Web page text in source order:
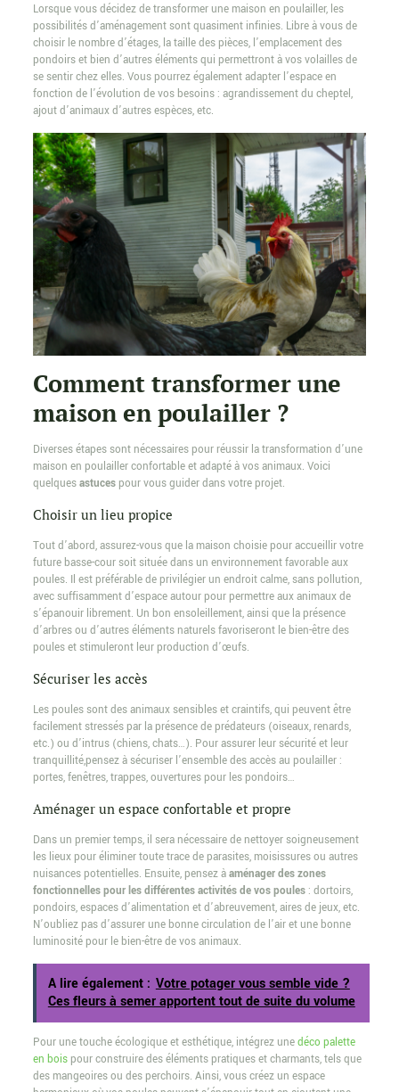
Lorsque vous décidez de transformer une maison en poulailler, les
possibilités d’aménagement sont quasiment infinies. Libre à vous de
choisir le nombre d’étages, la taille des pièces, l’emplacement des
pondoirs et bien d’autres éléments qui permettront à vos volailles de
se sentir chez elles. Vous pourrez également adapter l’espace en
fonction de l’évolution de vos besoins : agrandissement du cheptel,
ajout d’animaux d’autres espèces, etc.
Comment transformer une
maison en poulailler ?
Diverses étapes sont nécessaires pour réussir la transformation d’une
maison en poulailler confortable et adapté à vos animaux. Voici
quelquesastucespour vous guider dans votre projet.
Choisir un lieu propice
Tout d’abord, assurez-vous que la maison choisie pour accueillir votre
future basse-cour soit située dans un environnement favorable aux
poules. Il est préférable de privilégier un endroit calme, sans pollution,
avec suffisamment d’espace autour pour permettre aux animaux de
s’épanouir librement. Un bon ensoleillement, ainsi que la présence
d’arbres ou d’autres éléments naturels favoriseront le bien-être des
poules et stimuleront leur production d’œufs.
Sécuriser les accès
Les poules sont des animaux sensibles et craintifs, qui peuvent être
facilement stressés par la présence de prédateurs (oiseaux, renards,
etc.) ou d’intrus (chiens, chats…). Pour assurer leur sécurité et leur
tranquillité,pensez à sécuriser l’ensemble des accès au poulailler :
portes, fenêtres, trappes, ouvertures pour les pondoirs…
Aménager un espace confortable et propre
Dans un premier temps, il sera nécessaire de nettoyer soigneusement
les lieux pour éliminer toute trace de parasites, moisissures ou autres
nuisances potentielles. Ensuite, pensez àaménager des zones
fonctionnelles pour les différentes activités de vos poules: dortoirs,
pondoirs, espaces d’alimentation et d’abreuvement, aires de jeux, etc.
N’oubliez pas d’assurer une bonne circulation de l’air et une bonne
luminosité pour le bien-être de vos animaux.
A lire également : Votre potager vous semble vide ?
Ces fleurs à semer apportent tout de suite du volume
Pour une touche écologique et esthétique, intégrez unedéco palette
en boispour construire des éléments pratiques et charmants, tels que
des mangeoires ou des perchoirs. Ainsi, vous créez un espace